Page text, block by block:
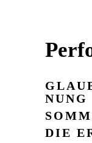
NUNG
DIE